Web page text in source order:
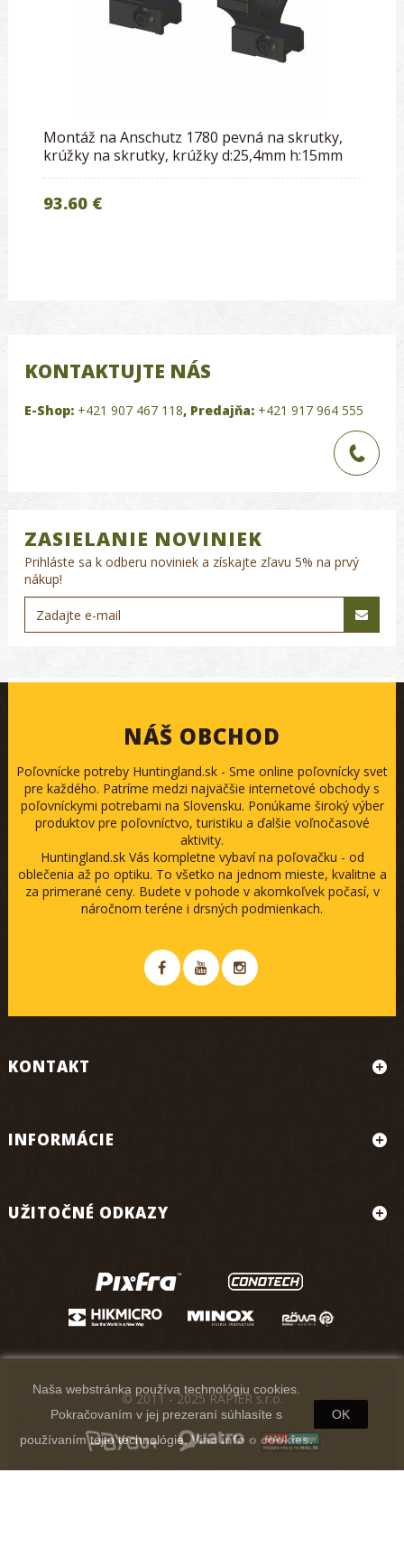
Montáž na Anschutz 1780 pevná na skrutky,
krúžky na skrutky, krúžky d:25,4mm h:15mm
93.60 €
KONTAKTUJTE NÁS
E-Shop: +421 907 467 118, Predajňa: +421 917 964 555
ZASIELANIE NOVINIEK
Prihláste sa k odberu noviniek a získajte zľavu 5% na prvý
nákup!
NÁŠ OBCHOD
Poľovnícke potreby Huntingland.sk - Sme online poľovnícky svet
pre každého. Patríme medzi najväčšie internetové obchody s
poľovníckymi potrebami na Slovensku. Ponúkame široký výber
produktov pre poľovníctvo, turistiku a ďalšie voľnočasové
aktivity.
Huntingland.sk Vás kompletne vybaví na poľovačku - od
oblečenia až po optiku. To všetko na jednom mieste, kvalitne a
za primerané ceny. Budete v pohode v akomkoľvek počasí, v
náročnom teréne i drsných podmienkach.
KONTAKT
INFORMÁCIE
UŽITOČNÉ ODKAZY
Naša webstránka používa technológiu cookies.
Pokračovaním v jej prezeraní súhlasíte s
používaním tejto technológie.Viac info o cookies.
OK
© 2011 - 2025 RAPIER s.r.o.